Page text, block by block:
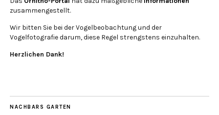
zusammengestellt.
Wir bitten Sie bei der Vogelbeobachtung und der
Vogelfotografie darum, diese Regel strengstens einzuhalten.
Herzlichen Dank!
NACHBARS GARTEN